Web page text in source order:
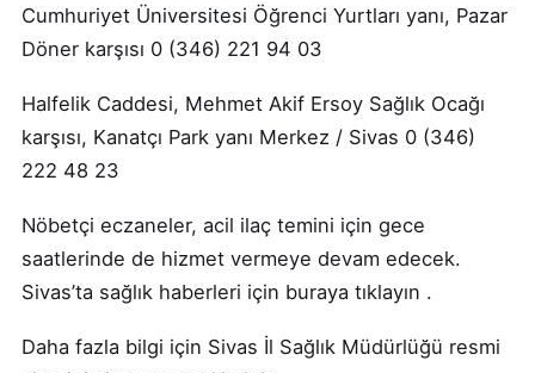
Cumhuriyet Üniversitesi Öğrenci Yurtları yanı, Pazar
Döner karşısı 0 (346) 221 94 03
Halfelik Caddesi, Mehmet Akif Ersoy Sağlık Ocağı
karşısı, Kanatçı Park yanı Merkez / Sivas 0 (346)
222 48 23
Nöbetçi eczaneler, acil ilaç temini için gece
saatlerinde de hizmet vermeye devam edecek.
Sivas’ta sağlık haberleri için buraya tıklayın .
Daha fazla bilgi için Sivas İl Sağlık Müdürlüğü resmi